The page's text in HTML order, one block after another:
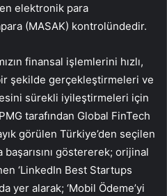
elektronik para
(MASAK) kontrolündedir.
finansal işlemlerini hızlı,
şekilde gerçekleştirmeleri ve
sürekli iyileştirmeleri için
tarafından Global FinTech
görülen Türkiye’den seçilen
göstererek; orijinal
‘LinkedIn Best Startups
yer alarak; ‘Mobil Ödeme’yi